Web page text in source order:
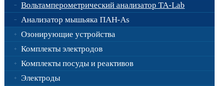
Вольтамперометрический анализатор ТА-Lab
Анализатор мышьяка ПАН-As
Озонирующие устройства
Комплекты электродов
Комплекты посуды и реактивов
Электроды